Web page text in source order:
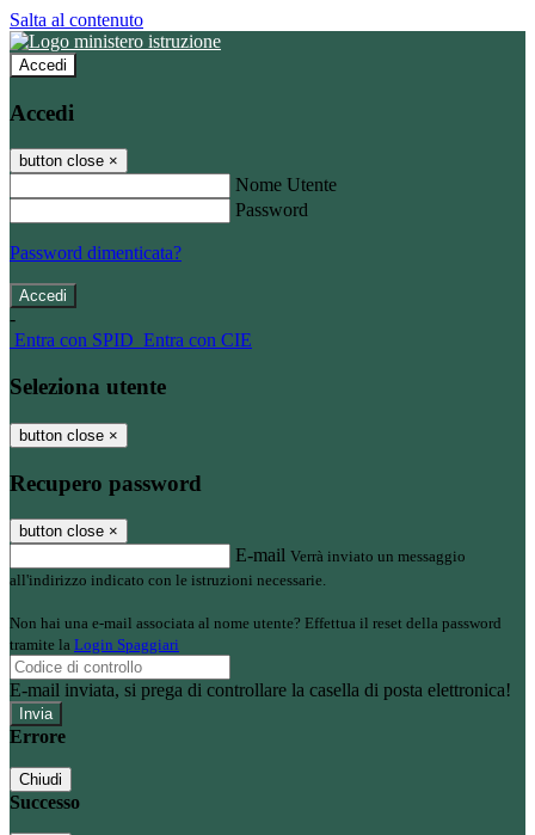
Salta al contenuto
Accedi
Accedi
button close ×
Nome Utente
Password
Password dimenticata?
-
Entra con SPID Entra con CIE
Seleziona utente
button close ×
Recupero password
button close ×
E-mail Verrà inviato un messaggio
all'indirizzo indicato con le istruzioni necessarie.
Non hai una e-mail associata al nome utente? Effettua il reset della password
tramite la Login Spaggiari
E-mail inviata, si prega di controllare la casella di posta elettronica!
Errore
Chiudi
Successo